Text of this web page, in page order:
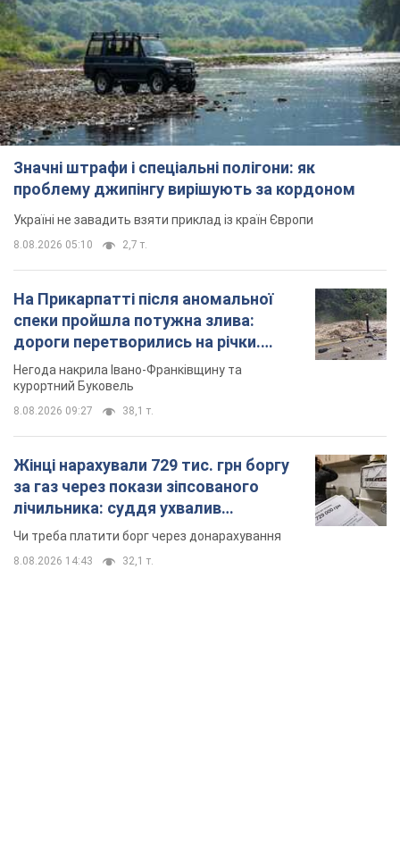
Значні штрафи і спеціальні полігони: як
проблему джипінгу вирішують за кордоном
Україні не завадить взяти приклад із країн Європи
8.08.2026 05:10 2,7 т.
На Прикарпатті після аномальної
спеки пройшла потужна злива:
дороги перетворились на річки.
Відео
Негода накрила Івано-Франківщину та
курортний Буковель
8.08.2026 09:27 38,1 т.
Жінці нарахували 729 тис. грн боргу
за газ через покази зіпсованого
лічильника: суддя ухвалив
неочікуване рішення
Чи треба платити борг через донарахування
8.08.2026 14:43 32,1 т.